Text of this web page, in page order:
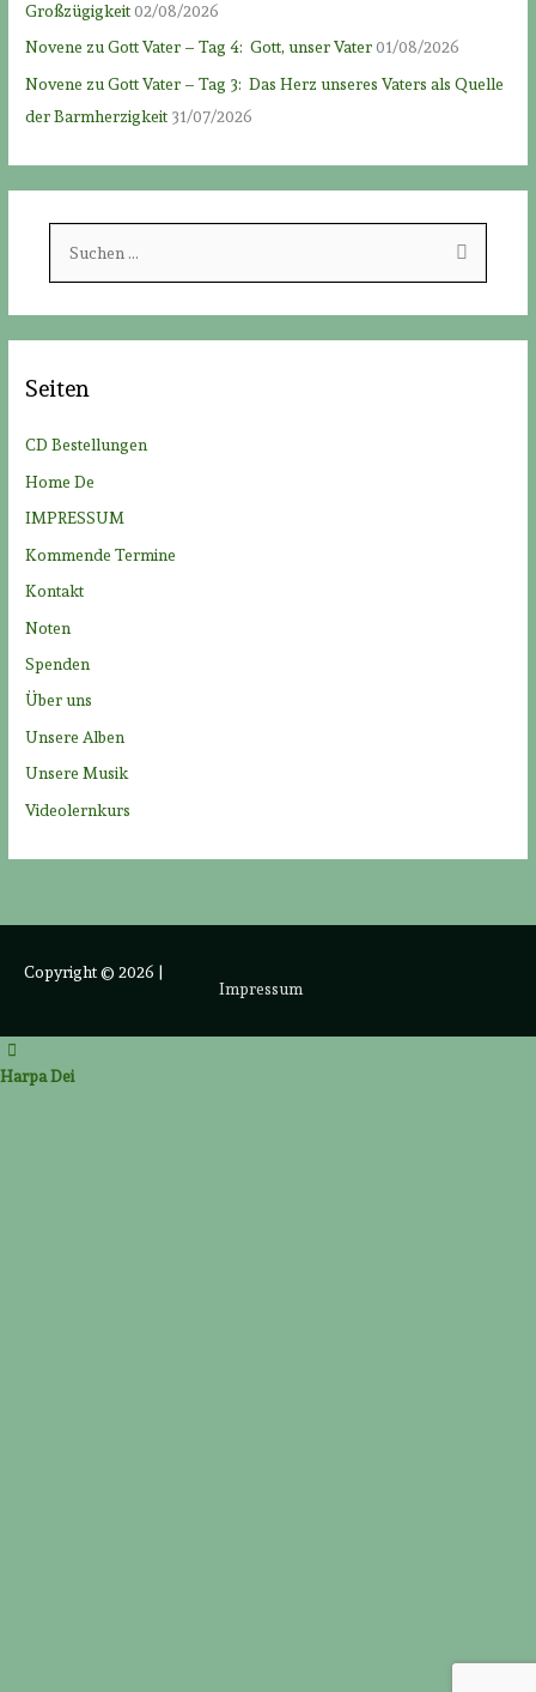
Großzügigkeit02/08/2026
Novene zu Gott Vater – Tag 4: Gott, unser Vater01/08/2026
Novene zu Gott Vater – Tag 3: Das Herz unseres Vaters als Quelle
der Barmherzigkeit 31/07/2026
n
h
:
Seiten
CD Bestellungen
Home De
IMPRESSUM
Kommende Termine
Kontakt
Noten
Spenden
Über uns
Unsere Alben
Unsere Musik
Videolernkurs
Copyright © 2026 |
Impressum
Harpa Dei